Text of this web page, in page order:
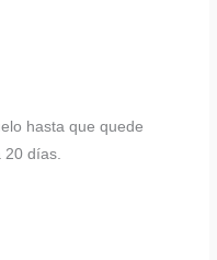
hasta que quede
20 días.